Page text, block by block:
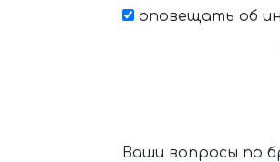
оповещать об
Ваши вопросы по